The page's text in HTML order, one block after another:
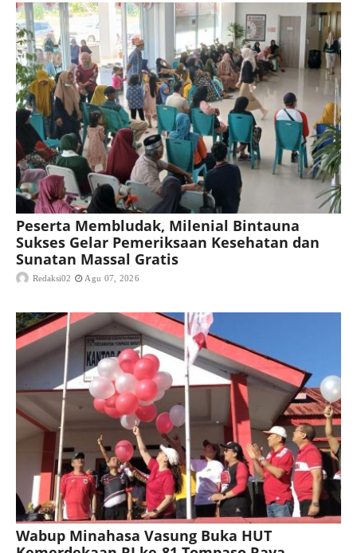
Peserta Membludak, Milenial Bintauna
Sukses Gelar Pemeriksaan Kesehatan dan
Sunatan Massal Gratis
Redaksi02 Agu 07, 2026
Wabup Minahasa Vasung Buka HUT